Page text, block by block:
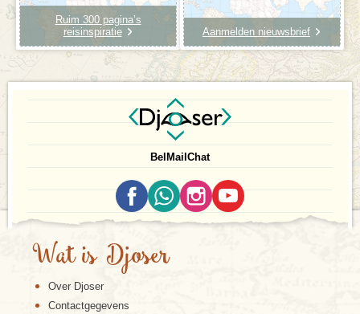
Ruim 300 pagina’s
reisinspiratie
Aanmelden nieuwsbrief
Bel Mail Chat
Wat is Djoser
Over Djoser
Contactgegevens